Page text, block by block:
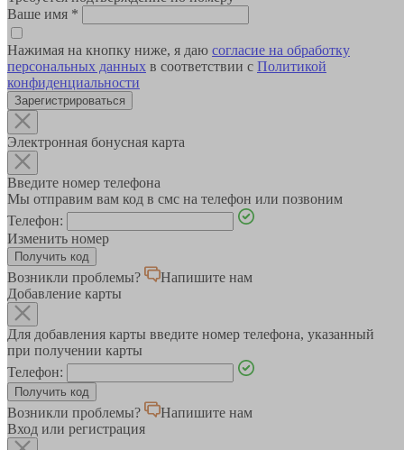
Ваше имя *
Нажимая на кнопку ниже, я даю согласие на обработку
персональных данных в соответствии с Политикой
конфиденциальности
Зарегистрироваться
Электронная бонусная карта
Введите номер телефона
Мы отправим вам код в смс на телефон или позвоним
Телефон:
Изменить номер
Возникли проблемы?
Напишите нам
Добавление карты
Для добавления карты введите номер телефона, указанный
при получении карты
Телефон:
Возникли проблемы?
Напишите нам
Вход или регистрация